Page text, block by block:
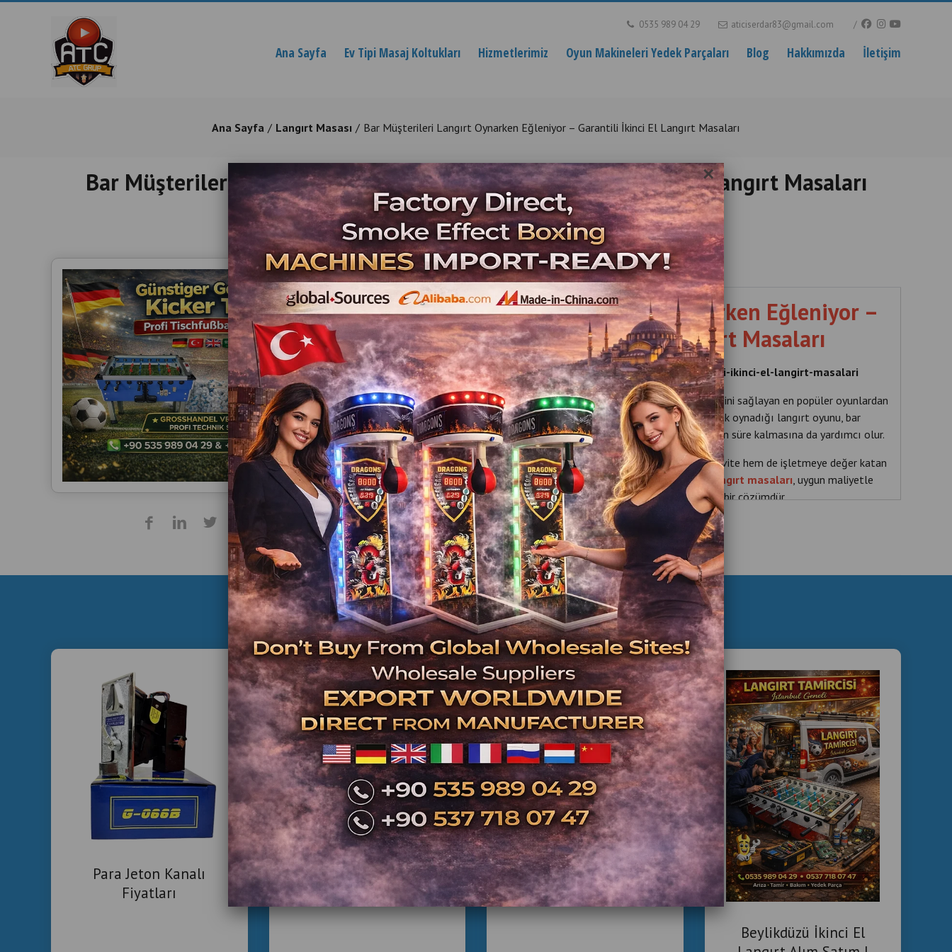
×
0535 989 04 29 aticiserdar83@gmail.com
Ana Sayfa Ev Tipi Masaj Koltukları Hizmetlerimiz Oyun Makineleri Yedek Parçaları Blog Hakkımızda İletişim
Ana Sayfa Langırt Masası Bar Müşterileri Langırt Oynarken Eğleniyor – Garantili İkinci El Langırt Masaları
Bar Müşterileri Langırt Oynarken Eğleniyor – Garantili İkinci El Langırt Masaları
İkinci El Langırt Masası İstanbul - Langırt Masası Tamiri İstanbul
Ürün Açıklaması
Bar Müşterileri Langırt Oynarken Eğleniyor –
Garantili İkinci El Langırt Masaları
bar-musterileri-langirt-oynarken-egleniyor-garantili-ikinci-el-langirt-masalari
Bar ve eğlence mekânlarında müşterilerin keyifli vakit geçirmesini sağlayan en popüler oyunlardan
biri langırttır. Özellikle arkadaş gruplarının rekabet ederek oynadığı langırt oyunu, bar
atmosferine eğlence katarken müşterilerin mekânda daha uzun süre kalmasına da yardımcı olur.
Birçok bar işletmesi içinlangırt masası, hem eğlenceli bir aktivite hem de işletmeye değer katan
bir ekipmandır. Özelliklegarantili ikinci el profesyonel langırt masaları, uygun maliyetle
barlara oyun alanı kazandırmak için ideal bir çözümdür.
ATC Oyun Makineleri Farkı
ATC Oyun Makineleri, ikinci el langırt masası satışında sunduğu profesyonel teknik servis ve
kalite kontrol avantajıyla öne çıkar. Satışa sunulan langırt masaları bakım ve kontrol
süreçlerinden geçirilerek işletmelerin kullanımına hazır hale getirilir.
ATC Oyun Makineleri ile:
Garantili ikinci el langırt masaları
Profesyonel teknik servis kontrolü
Bar ve kafe işletmelerine uygun ticari modeller
Türkiye genelinde satış ve destek
sunulmaktadır.
Barlar İçin Eğlenceli ve Karlı Bir Yatırım
Langırt masası, bar müşterilerinin eğlenmesini sağlayan ve mekânın sosyal ortamını güçlendiren
önemli bir oyun ekipmanıdır. Doğru model seçildiğinde langırt masası, bar işletmeleri içinmüşteri
memnuniyetini artıran ve eğlence konseptini güçlendiren bir yatırımhaline gelir.
ATC Oyun Makineleri garantili ikinci el langırt masaları ,bar ve eğlence mekânları için
ekonomik ve güvenilir bir tercih sunmaktadır.
Bar , Müşterileri , Langırt , Oynarken , Eğleniyor , Garantili İkinci El Langırt Masaları , İkinci El
Langırt Masası İstanbul , Langırt Masası Tamiri İstanbul
İlgili Ürünler
Para Jeton Kanalı
Fiyatları
İkinci El Langırt Masası
| Servis Bakımlı,
Revizyonlu ve Ticari
Kullanıma Hazır
Modeller
İkinci El Langırt Masası
Servis Bakımlı Garantili
Beylikdüzü İkinci El